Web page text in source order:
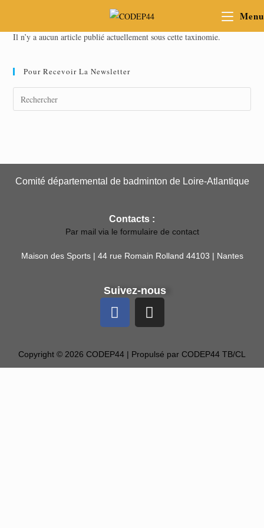
Menu
Il n’y a aucun article publié actuellement sous cette taxinomie.
Pour Recevoir La Newsletter
Comité départemental de badminton de Loire-Atlantique
Contacts :
Par mail via le formulaire de contact
Maison des Sports | 44 rue Romain Rolland 44103 | Nantes
Suivez-nous
Copyright © 2026 CODEP44 | Propulsé par CODEP44 TB/CL